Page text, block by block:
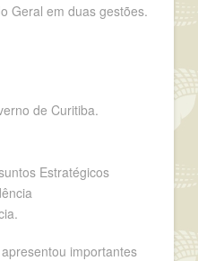
Geral em duas gestões.
de Curitiba.
Estratégicos
importantes